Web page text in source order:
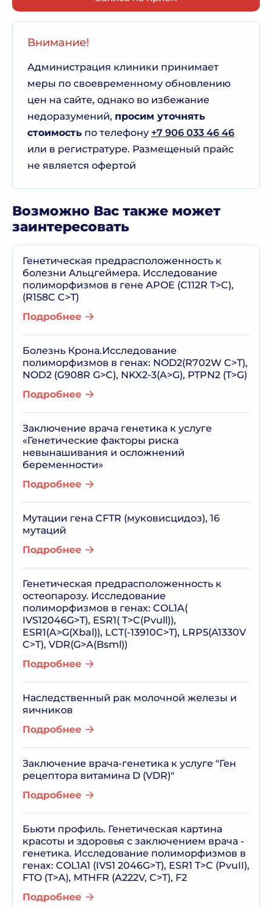
Внимание!
Администрация клиники принимает
меры по своевременному обновлению
цен на сайте, однако во избежание
недоразумений, просим уточнять
стоимость по телефону +7 906 033 46 46
или в регистратуре. Размещеный прайс
не является офертой
Возможно Вас также может
заинтересовать
Генетическая предрасположенность к
болезни Альцгеймера. Исследование
полиморфизмов в гене APOE (C112R T>C),
(R158C C>T)
Подробнее
Болезнь Крона.Исследование
полиморфизмов в генах: NOD2(R702W C>T),
NOD2 (G908R G>C), NKX2-3(A>G), PTPN2 (T>G)
Подробнее
Заключение врача генетика к услуге
«Генетические факторы риска
невынашивания и осложнений
беременности»
Подробнее
Мутации гена CFTR (муковисцидоз), 16
мутаций
Подробнее
Генетическая предрасположенность к
остеопарозу. Исследование
полиморфизмов в генах: COL1A(
IVS12046G>T), ESR1( T>C(Pvull)),
ESR1(A>G(Xbal)), LCT(-13910C>T), LRP5(A1330V
C>T), VDR(G>A(Bsml))
Подробнее
Наследственный рак молочной железы и
яичников
Подробнее
Заключение врача-генетика к услуге "Ген
рецептора витамина D (VDR)"
Подробнее
Бьюти профиль. Генетическая картина
красоты и здоровья с заключением врача -
генетика. Исследование полиморфизмов в
генах: COL1A1 (IVS1 2046G>T), ESR1 T>C (PvuII),
FTO (T>A), MTHFR (A222V, C>T), F2
Подробнее